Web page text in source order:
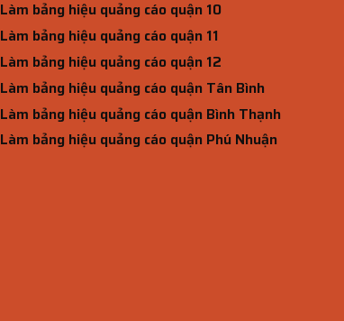
Làm bảng hiệu quảng cáo quận 10
Làm bảng hiệu quảng cáo quận 11
Làm bảng hiệu quảng cáo quận 12
Làm bảng hiệu quảng cáo quận Tân Bình
Làm bảng hiệu quảng cáo quận Bình Thạnh
Làm bảng hiệu quảng cáo quận Phú Nhuận